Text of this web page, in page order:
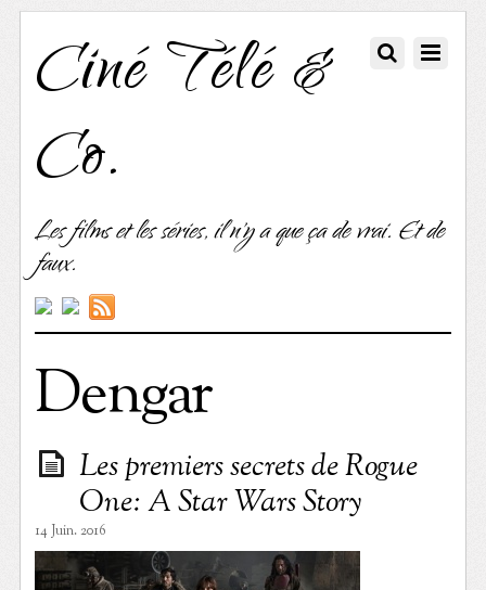
Ciné Télé &
Co.
Les films et les séries, il n'y a que ça de vrai. Et de
faux.
Dengar
Les premiers secrets de Rogue
One: A Star Wars Story
14 Juin. 2016